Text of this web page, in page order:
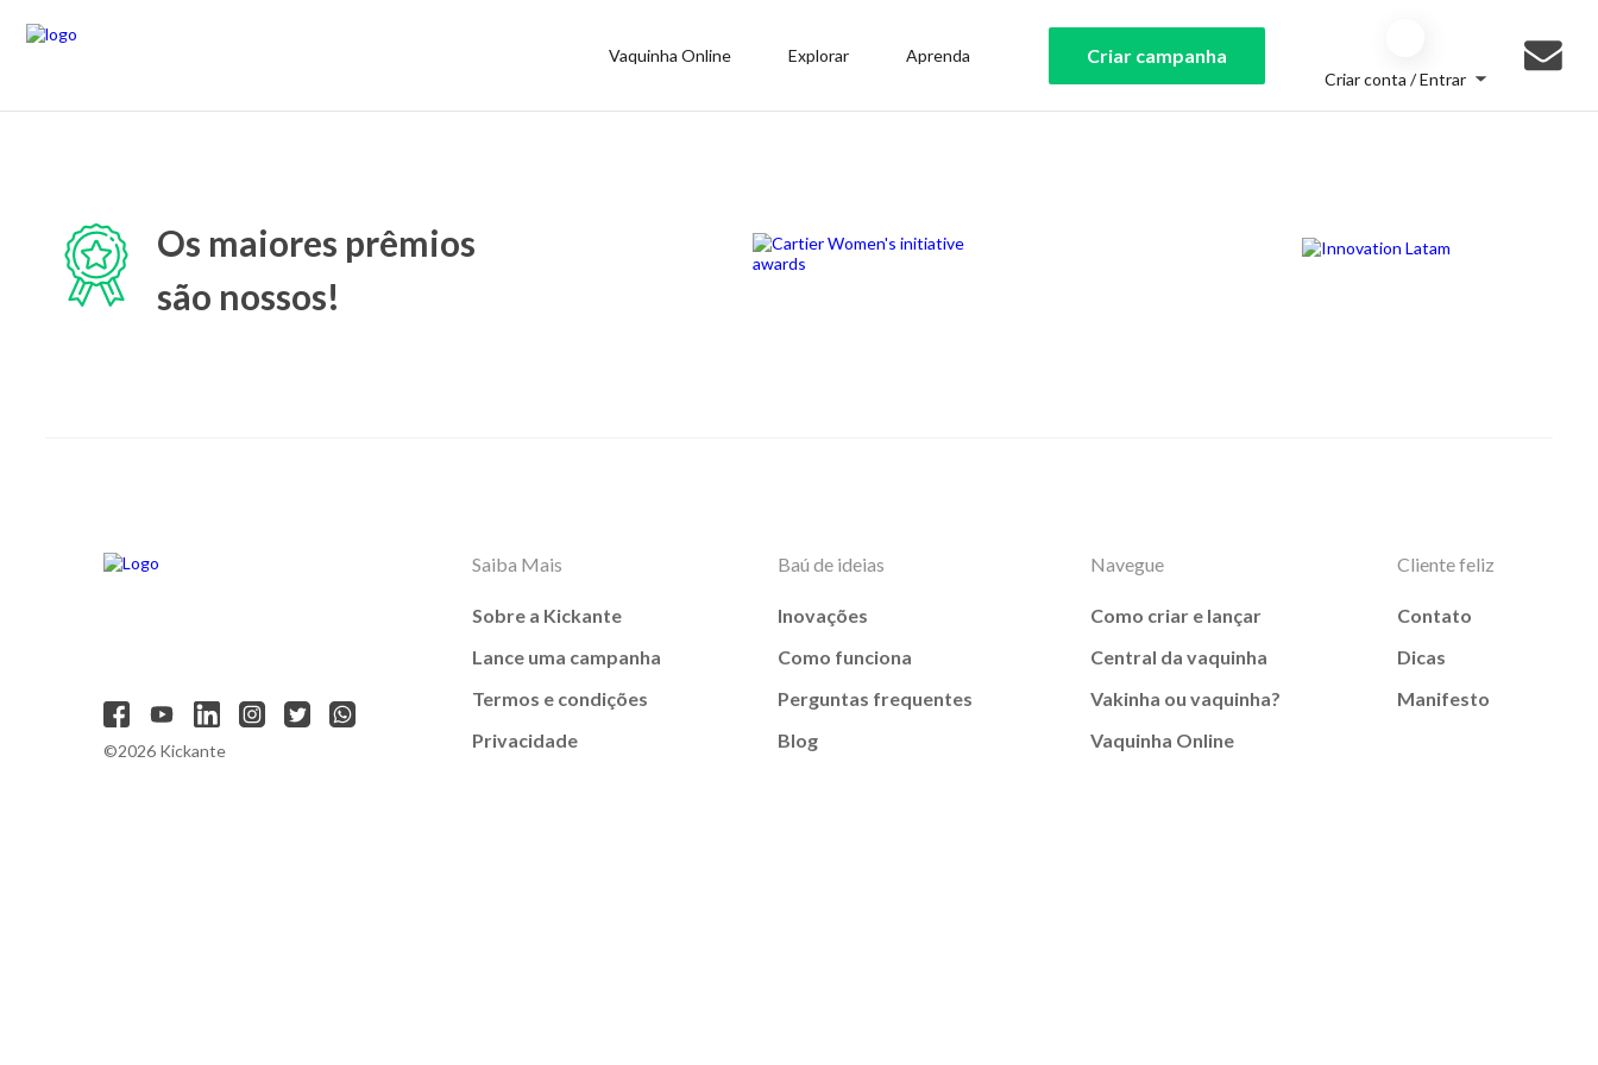
Vaquinha Online Explorar Aprenda Criar campanha
Criar conta / Entrar
Os maiores prêmios
são nossos!
©2026 Kickante
Saiba Mais
Sobre a Kickante
Lance uma campanha
Termos e condições
Privacidade
Baú de ideias
Inovações
Como funciona
Perguntas frequentes
Blog
Navegue
Como criar e lançar
Central da vaquinha
Vakinha ou vaquinha?
Vaquinha Online
Cliente feliz
Contato
Dicas
Manifesto